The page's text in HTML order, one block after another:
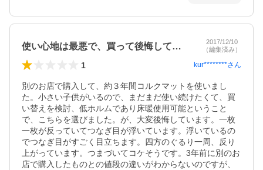
使い心地は最悪で、買って後悔しています。
2017/12/10
（編集済み）
1 kur********さん
別のお店で購入して、約３年間コルクマットを使いまし
た。小さい子供がいるので、まだまだ使い続けたくて、買
い替えを検討、低ホルムであり床暖使用可能ということ
で、こちらを選びました。が、大変後悔しています。一枚
一枚が反っていてつなぎ目が浮いています。浮いているの
でつなぎ目がすごく目立ちます。四方のぐるり一周、反り
上がっています。つまづいてコケそうです。3年前に別のお
店で購入したものとの値段の違いがわからないのですが、